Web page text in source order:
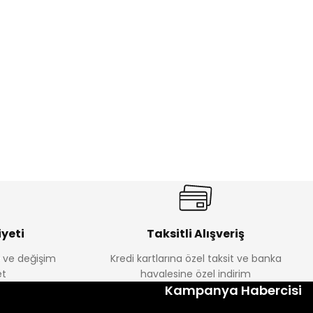
Melra Kız Çocuk Kot Pantolon
%22
Koren Kız Çocuk ve Bebek Tayt
ve değişim
Taksitli Alışveriş
Kredi kartlarına özel taksit ve banka
havalesine özel indirim
Kampanya Habercisi